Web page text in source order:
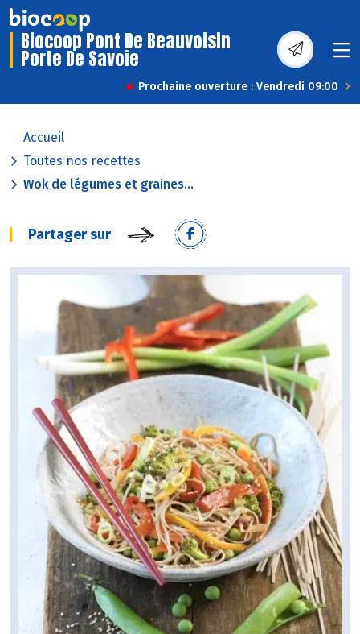
Biocoop Pont De Beauvoisin
Porte De Savoie
Prochaine ouverture : Vendredi 09:00
Accueil
Toutes nos recettes
Wok de légumes et graines...
Partager sur